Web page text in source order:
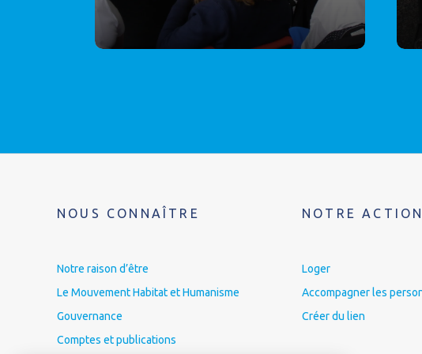
NOUS CONNAÎTRE
Notre raison d’être
Le Mouvement Habitat et Humanisme
Gouvernance
Comptes et publications
NOTRE ACTION
Loger
Accompagner les
Créer du lien